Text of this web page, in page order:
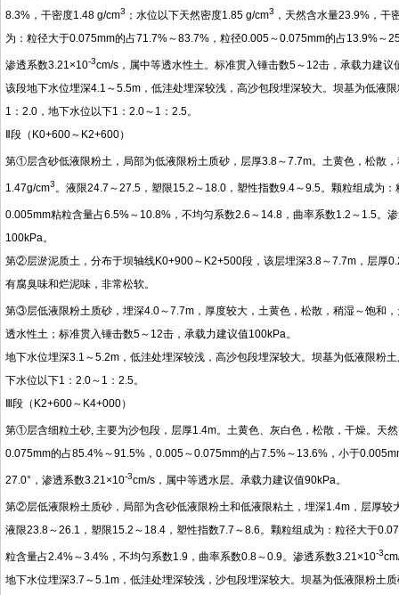
8.3%，干密度1.48 g/cm3 ；水位以下天然密度1.85 g/cm3 ，天然含水量23.9%，干
为：粒径大于0.075mm的占71.7%～83.7%，粒径0.005～0.075mm的占13.9%～
渗透系数3.21×10-3cm/s，属中等透水性土。标准贯入锤击数5～12击，承载力建议
该段地下水位埋深4.1～5.5m，低洼处埋深较浅，高沙包段埋深较大。坝基为低液
1：2.0，地下水位以下1：2.0～1：2.5。
Ⅱ段（K0+600～K2+600）
第①层含砂低液限粉土，局部为低液限粉土质砂，层厚3.8～7.7m。土黄色，松散
1.47g/cm3 。液限24.7～27.5，塑限15.2～18.0，塑性指数9.4～9.5。颗粒组成为
0.005mm粘粒含量占6.5%～10.8%，不均匀系数2.6～14.8，曲率系数1.2～1.5。
100kPa。
第②层淤泥质土，分布于坝轴线K0+900～K2+500段，该层埋深3.8～7.7m，层厚
有腐臭味和烂泥味，非常松软。
第③层低液限粉土质砂，埋深4.0～7.7m，厚度较大，土黄色，松散，稍湿～饱和
透水性土；标准贯入锤击数5～12击，承载力建议值100kPa。
地下水位埋深3.1～5.2m，低洼处埋深较浅，高沙包段埋深较大。坝基为低液限粉
下水位以下1：2.0～1：2.5。
Ⅲ段（K2+600～K4+000）
第①层含细粒土砂, 主要为沙包段，层厚1.4m。土黄色、灰白色，松散，干燥。天
0.075mm的占85.4%～91.5%，0.005～0.075mm的占7.5%～13.6%，小于
27.0°，渗透系数3.21×10-3cm/s，属中等透水层。承载力建议值90kPa。
第②层低液限粉土质砂，局部为含砂低液限粉土和低液限粘土，埋深1.4m，层厚
液限23.8～26.1，塑限15.2～18.4，塑性指数7.7～8.6。颗粒组成为：粒径大于
粒含量占2.4%～3.4%，不均匀系数1.9，曲率系数0.8～0.9。渗透系数3.21×10-3
地下水位埋深3.7～5.1m，低洼处埋深较浅，沙包段埋深较大。坝基为低液限粉土